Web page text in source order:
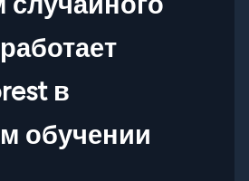
в
обучении